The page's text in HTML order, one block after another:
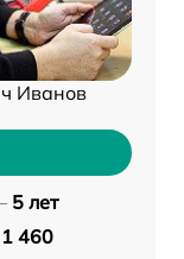
Иванов
5 лет
1 460